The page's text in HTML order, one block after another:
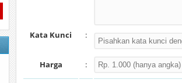
Kata Kunci :
Harga :